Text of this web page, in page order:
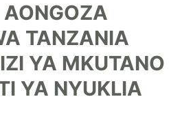
TANZANIA
YA MKUTANO
YA NYUKLIA